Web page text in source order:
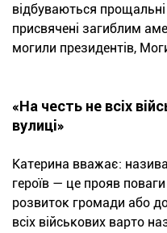
відбуваються
присвячені загиблим
могили президентів,
«На честь не всіх
вулиці»
Катерина вважає:
героїв — це прояв
розвиток громади або до
всіх військових варто